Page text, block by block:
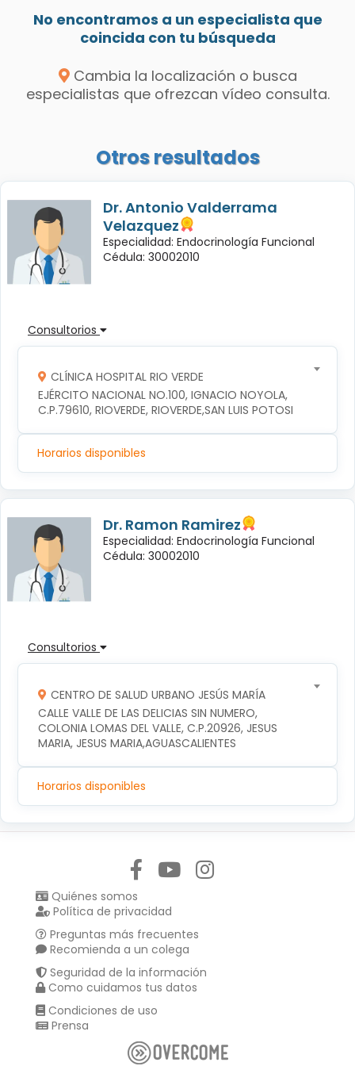
No encontramos a un especialista que
coincida con tu búsqueda
Cambia la localización o busca
especialistas que ofrezcan vídeo consulta.
Otros resultados
Dr. Antonio Valderrama
Velazquez
Especialidad: Endocrinología Funcional
Cédula: 30002010
Consultorios
CLÍNICA HOSPITAL RIO VERDE
EJÉRCITO NACIONAL NO.100, IGNACIO NOYOLA,
C.P.79610, RIOVERDE, RIOVERDE,SAN LUIS POTOSI
Horarios disponibles
Dr. Ramon Ramirez
Especialidad: Endocrinología Funcional
Cédula: 30002010
Consultorios
CENTRO DE SALUD URBANO JESÚS MARÍA
CALLE VALLE DE LAS DELICIAS SIN NUMERO,
COLONIA LOMAS DEL VALLE, C.P.20926, JESUS
MARIA, JESUS MARIA,AGUASCALIENTES
Horarios disponibles
Quiénes somos
Política de privacidad
Preguntas más frecuentes
Recomienda a un colega
Seguridad de la información
Como cuidamos tus datos
Condiciones de uso
Prensa